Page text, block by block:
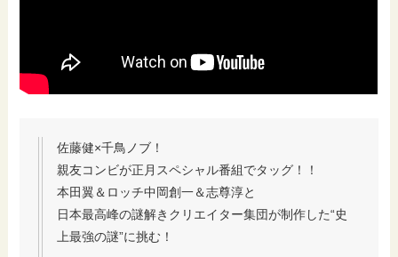
佐藤健×千鳥ノブ！
親友コンビが正月スペシャル番組でタッグ！！
本田翼＆ロッチ中岡創一＆志尊淳と
日本最高峰の謎解きクリエイター集団が制作した“史
上最強の謎”に挑む！